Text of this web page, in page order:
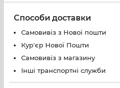
Способи доставки
Самовивіз з Нової пошти
Кур'єр Нової Пошти
Самовивіз з магазину
Інші транспортні служби